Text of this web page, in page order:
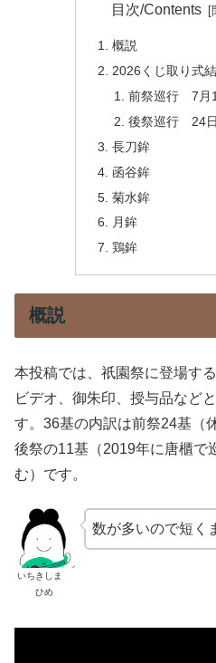
目次/Contents
概説
2026くじ取り式
前祭巡行 7月
後祭巡行 24日
長刀鉾
函谷鉾
菊水鉾
月鉾
鶏鉾
概説
本投稿では、祇園祭に登場す
ビデオ、御朱印、授与品など
す。36基の内訳は前祭24基（
後祭の11基（2019年に唐櫃で
む）です。
いちきしま
ひめ
数が多いので短く